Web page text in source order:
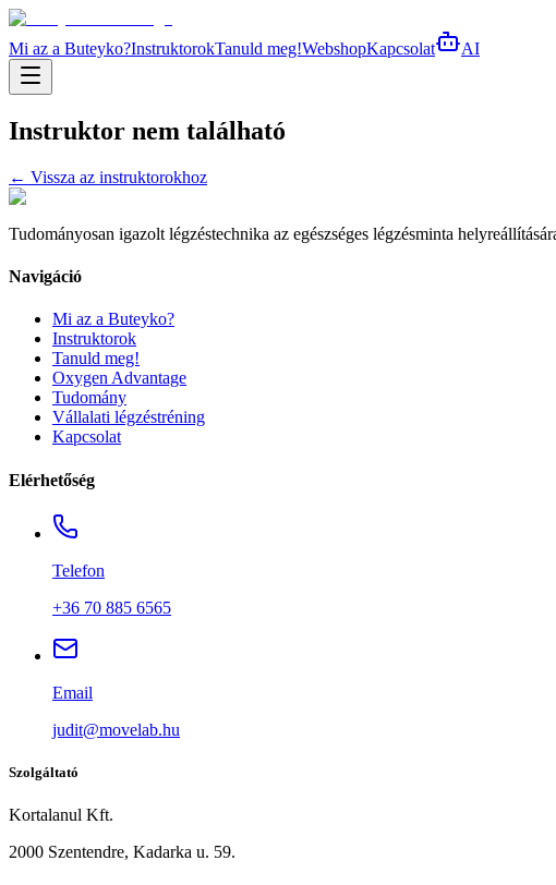
Mi az a Buteyko?InstruktorokTanuld meg!WebshopKapcsolat AI
Instruktor nem található
← Vissza az instruktorokhoz
Tudományosan igazolt légzéstechnika az egészséges légzésminta
Navigáció
Mi az a Buteyko?
Instruktorok
Tanuld meg!
Oxygen Advantage
Tudomány
Vállalati légzéstréning
Kapcsolat
Elérhetőség
Telefon
+36 70 885 6565
Email
judit@movelab.hu
Szolgáltató
Kortalanul Kft.
2000 Szentendre, Kadarka u. 59.